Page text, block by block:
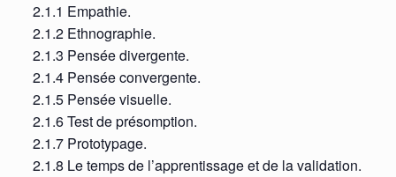
2.1.1 Empathie.
2.1.2 Ethnographie.
2.1.3 Pensée divergente.
2.1.4 Pensée convergente.
2.1.5 Pensée visuelle.
2.1.6 Test de présomption.
2.1.7 Prototypage.
2.1.8 Le temps de l’apprentissage et de la validation.